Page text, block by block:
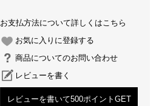
お支払方法について詳しくはこちら
お気に入りに登録する
商品についてのお問い合わせ
レビューを書く
レビューを書いて500ポイントGET